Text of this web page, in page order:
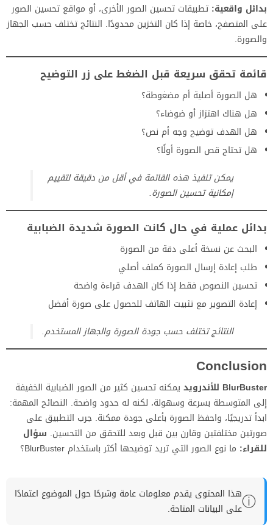
بدائل واقعية: تطبيقات تحسين الصور الأخرى، أو مواقع تحسين الصور
على المتصفح، خاصة إذا كان التخزين محدودًا. النتائج تختلف حسب الجهاز
والصورة.
قائمة تحقق سريعة قبل الضغط على زر التوضيح
هل الصورة أصلية أم مضغوطة؟
هل هناك اهتزاز أو ضوضاء؟
هل الهدف توضيح وجه أم نص؟
هل تحتاج قص الصورة أولًا؟
يمكن تنفيذ هذه القائمة في أقل من دقيقة لتقييم
إمكانية تحسين الصورة.
بدائل عملية في حال كانت الصورة شديدة الضبابية
البحث عن نسخة أعلى دقة من الصورة
طلب إعادة إرسال الصورة كملف أصلي
تحسين النصوص فقط إذا كان الهدف قراءة واضحة
إعادة التصوير مع تثبيت الهاتف للحصول على صورة أفضل
النتائج تختلف حسب جودة الصورة والجهاز المستخدم.
Conclusion
BlurBuster للأندرويد
يمكنه تحسين كثير من الصور الضبابية الخفيفة
إلى المتوسطة بسرعة وسهولة، لكنه له حدود واضحة. النصائح المهمة:
ابدأ تدريجيًا، واحفظ الصورة بأعلى جودة ممكنة. جرب التطبيق على
صورتين مختلفتين وقارن بين قبل وبعد للتحقق من التحسين. سؤال
للقراء: ما نوع الصور التي تريد توضيحها أكثر باستخدام BlurBuster؟
ⓘهذا المحتوى يقدم معلومات عامة وشرحًا حول الموضوع اعتمادًا
على البيانات المتاحة.